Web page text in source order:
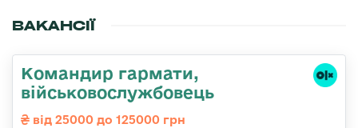
ВАКАНСІЇ
Командир гаpмати,
військовослужбовець
від 25000 до 125000 грн